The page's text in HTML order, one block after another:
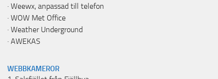
· Weewx, anpassad till telefon
· WOW Met Office
· Weather Underground
· AWEKAS
WEBBKAMEROR